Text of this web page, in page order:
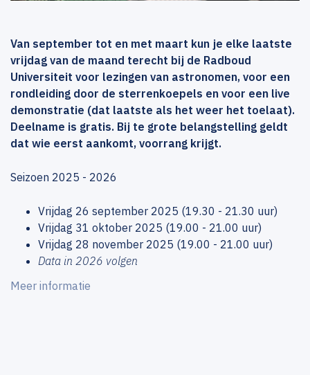
Van september tot en met maart kun je elke laatste
vrijdag van de maand terecht bij de Radboud
Universiteit voor lezingen van astronomen, voor een
rondleiding door de sterrenkoepels en voor een live
demonstratie (dat laatste als het weer het toelaat).
Deelname is gratis. Bij te grote belangstelling geldt
dat wie eerst aankomt, voorrang krijgt.
Seizoen 2025 - 2026
Vrijdag 26 september 2025 (19.30 - 21.30 uur)
Vrijdag 31 oktober 2025 (19.00 - 21.00 uur)
Vrijdag 28 november 2025 (19.00 - 21.00 uur)
Data in 2026 volgen
Meer informatie